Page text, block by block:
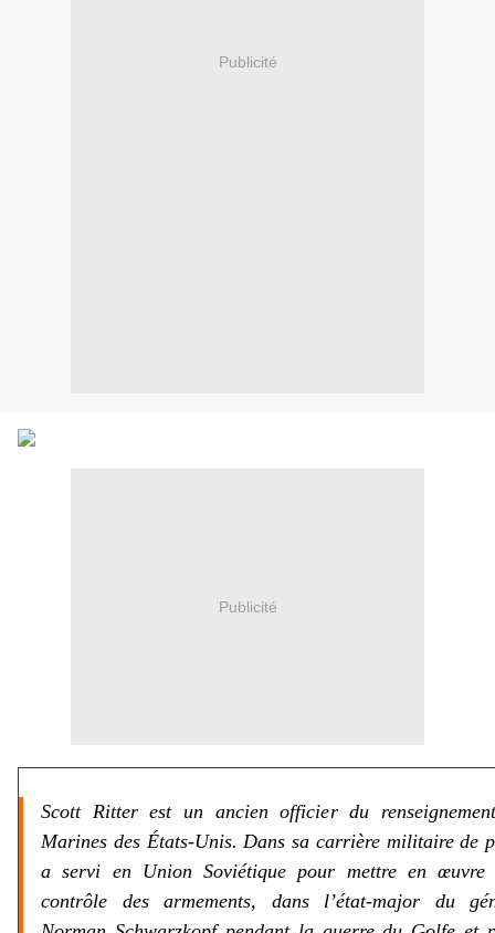
Publicité
Publicité
Scott Ritter est un ancien officier du
Marines des États-Unis. Dans sa carrière militaire de
a servi en Union Soviétique pour mettre en œuvre
contrôle des armements, dans l’état-major du